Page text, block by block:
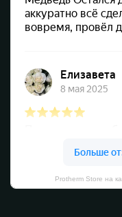
Protherm Store на